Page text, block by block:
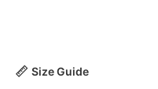
Size Guide